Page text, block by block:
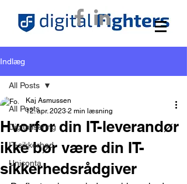
Indlæg
All Posts
Digitalisering
IT-sikkerhed
Uniconta
All Posts
Hvorfor din IT-leverandør
ikke bør være din IT-
sikkerhedsrådgiver
Kaj Asmussen
12. apr. 2023 2 min læsning